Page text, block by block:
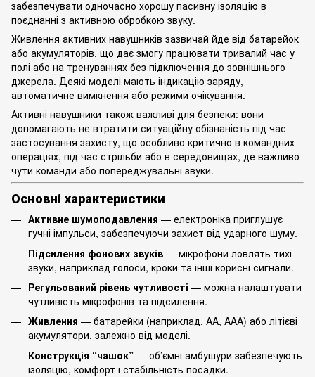
забезпечувати одночасно хорошу пасивну ізоляцію в
поєднанні з активною обробкою звуку.
Живлення активних навушників зазвичай йде від батарейок
або акумуляторів, що дає змогу працювати тривалий час у
полі або на тренуваннях без підключення до зовнішнього
джерела. Деякі моделі мають індикацію заряду,
автоматичне вимкнення або режими очікування.
Активні навушники також важливі для безпеки: вони
допомагають не втратити ситуаційну обізнаність під час
застосування захисту, що особливо критично в командних
операціях, під час стрільби або в середовищах, де важливо
чути команди або попереджувальні звуки.
Основні характеристики
Активне шумоподавлення — електроніка приглушує
гучні імпульси, забезпечуючи захист від ударного шуму.
Підсилення фонових звуків — мікрофони ловлять тихі
звуки, наприклад голоси, кроки та інші корисні сигнали.
Регульований рівень чутливості — можна налаштувати
чутливість мікрофонів та підсилення.
Живлення — батарейки (наприклад, AA, AAA) або літієві
акумулятори, залежно від моделі.
Конструкція “чашок” — об’ємні амбушури забезпечують
ізоляцію, комфорт і стабільність посадки.